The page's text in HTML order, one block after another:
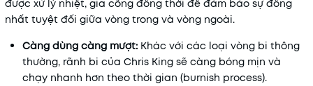
được xử lý nhiệt, gia công đồng thời để đảm bảo sự đồng
nhất tuyệt đối giữa vòng trong và vòng ngoài.
Càng dùng càng mượt: Khác với các loại vòng bi thông
thường, rãnh bi của Chris King sẽ càng bóng mịn và
chạy nhanh hơn theo thời gian (burnish process).